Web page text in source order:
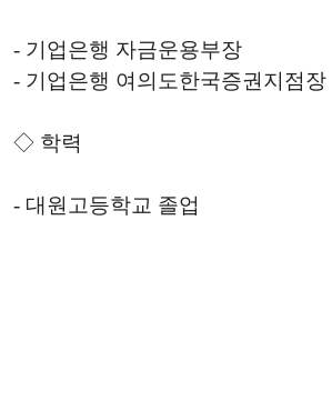
- 기업은행 자금운용부장
- 기업은행 여의도한국증권지점장
◇ 학력
- 대원고등학교 졸업